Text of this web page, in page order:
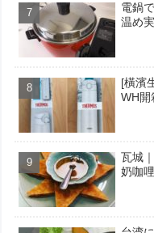
電鍋
温め
[橫濱
WH開
瓦城
奶咖